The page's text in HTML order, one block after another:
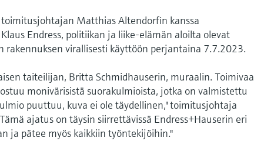
toimitusjohtajan Matthias Altendorfin kanssa
Endress, politiikan ja liike-elämän aloilta olevat
virallisesti käyttöön perjantaina 7.7.2023.
taiteilijan, Britta Schmidhauserin, muraalin. Toimivaa
monivärisistä suorakulmioista, jotka on valmistettu
puuttuu, kuva ei ole täydellinen," toimitusjohtaja
ajatus on täysin siirrettävissä Endress+Hauserin eri
ja pätee myös kaikkiin työntekijöihin."